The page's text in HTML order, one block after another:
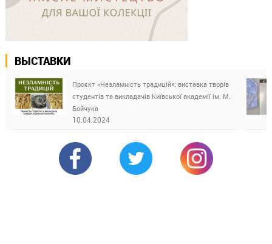
ВЫСТАВКИ
Проєкт «Незламність традицій»: виставка творів
студентів та викладачів Київської академії ім. М.
Бойчука
10.04.2024